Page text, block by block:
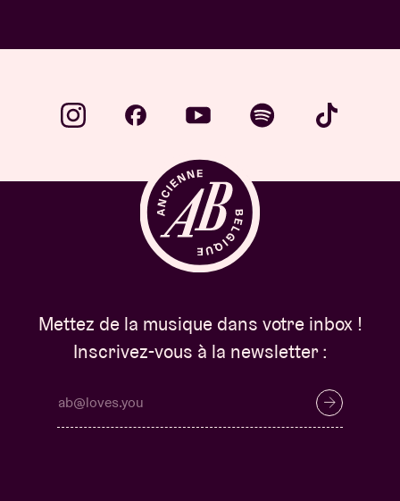
Mettez de la musique dans votre inbox !
Inscrivez-vous à la newsletter :